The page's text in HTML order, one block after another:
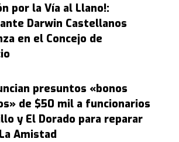
por la Vía al Llano!:
Darwin Castellanos
en el Concejo de
presuntos «bonos
de $50 mil a funcionarios
y El Dorado para reparar
Amistad